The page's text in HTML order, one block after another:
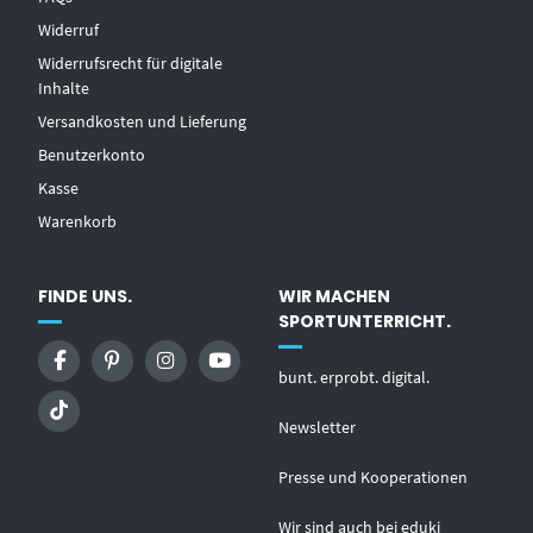
Widerruf
Widerrufsrecht für digitale
Inhalte
Versandkosten und Lieferung
Benutzerkonto
Kasse
Warenkorb
FINDE UNS.
WIR MACHEN
SPORTUNTERRICHT.
bunt. erprobt. digital.
Newsletter
Presse und Kooperationen
Wir sind auch bei eduki